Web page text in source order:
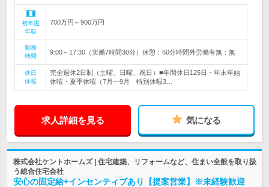
初年度
年収
700万円～900万円
勤務
時間
9:00～17:30（実働7時間30分）休憩：60分時間外労働有無：無
休日
休暇
完全週休2日制（土曜、日曜、祝日）■年間休日125日・年末年始
休暇・夏季休暇（7月―9月 特別休暇3…
求人詳細を見る 気になる
株式会社ケントホームズ | 住宅建築、リフォームなど、住まい全般を取り扱
う総合住宅会社
安心の固定給+インセンティブあり【提案営業】※未経験歓迎